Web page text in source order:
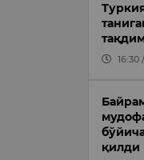
16:30
қилди